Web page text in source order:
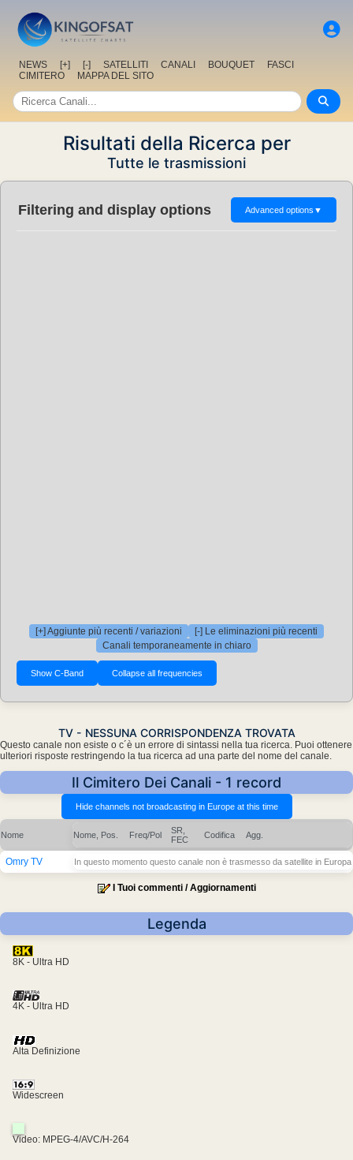
NEWS [+] [-] SATELLITI CANALI BOUQUET
FASCI
CIMITERO
MAPPA DEL SITO
Risultati della Ricerca per
Tutte le trasmissioni
Filtering and display options Advanced options ▼
[+] Aggiunte più recenti / variazioni
[-] Le eliminazioni più recenti
Canali temporaneamente in chiaro
TV - NESSUNA CORRISPONDENZA TROVATA
Questo canale non esiste o c´è un errore di sintassi nella tua ricerca. Puoi ottenere
ulteriori risposte restringendo la tua ricerca ad una parte del nome del canale.
Il Cimitero Dei Canali - 1 record
Nome Nome, Pos. Freq/Pol
SR,
FEC
Codifica Agg.
Omry TV In questo momento questo canale non è trasmesso da satellite in Europa
I Tuoi commenti / Aggiornamenti
Legenda
8K - Ultra HD
4K - Ultra HD
Alta Definizione
Widescreen
Video: MPEG-4/AVC/H-264